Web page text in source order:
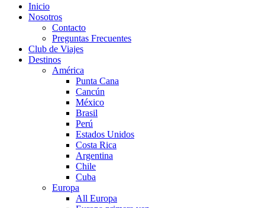
Inicio
Nosotros
Contacto
Preguntas Frecuentes
Club de Viajes
Destinos
América
Punta Cana
Cancún
México
Brasil
Perú
Estados Unidos
Costa Rica
Argentina
Chile
Cuba
Europa
All Europa